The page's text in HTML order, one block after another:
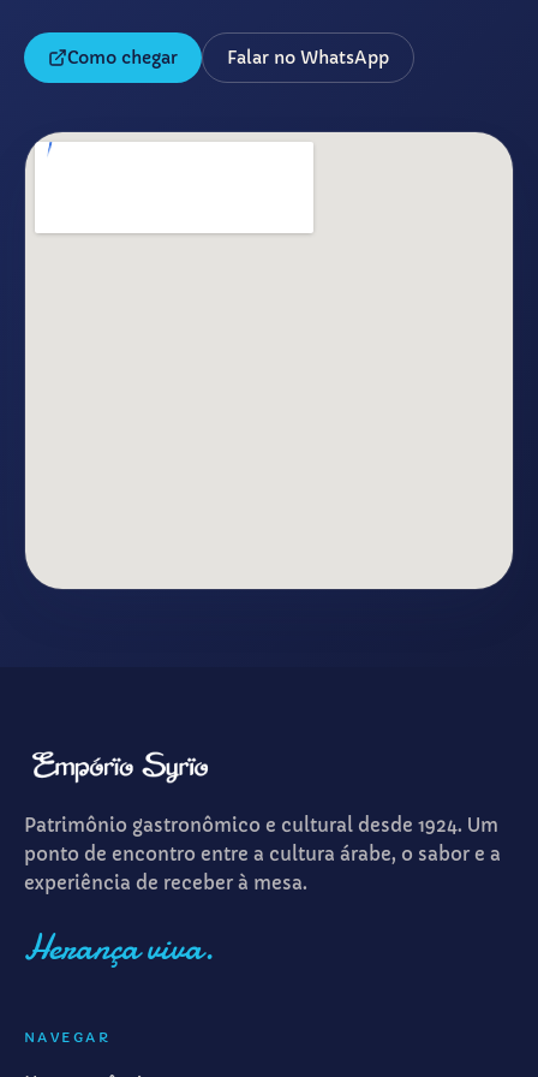
Como chegar Falar no WhatsApp
Patrimônio gastronômico e cultural desde 1924. Um
ponto de encontro entre a cultura árabe, o sabor e a
experiência de receber à mesa.
Herança viva.
NAVEGAR